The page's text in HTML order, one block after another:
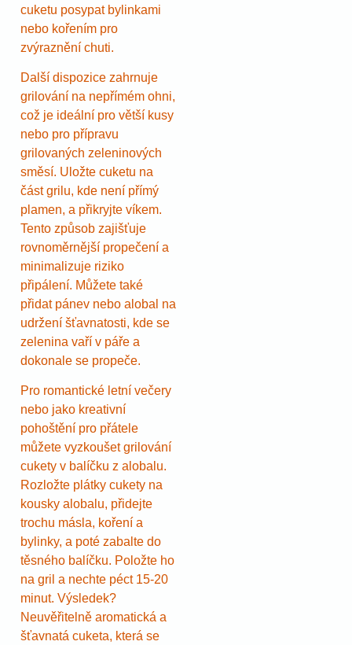
cuketu posypat bylinkami
nebo kořením pro
zvýraznění chuti.
Další dispozice zahrnuje
grilování na nepřímém ohni,
což je ideální pro větší kusy
nebo pro přípravu
grilovaných zeleninových
směsí. Uložte cuketu na
část grilu, kde není přímý
plamen, a přikryjte víkem.
Tento způsob zajišťuje
rovnoměrnější propečení a
minimalizuje riziko
připálení. Můžete také
přidat pánev nebo alobal na
udržení šťavnatosti, kde se
zelenina vaří v páře a
dokonale se propeče.
Pro romantické letní večery
nebo jako kreativní
pohoštění pro přátele
můžete vyzkoušet grilování
cukety v balíčku z alobalu.
Rozložte plátky cukety na
kousky alobalu, přidejte
trochu másla, koření a
bylinky, a poté zabalte do
těsného balíčku. Položte ho
na gril a nechte péct 15-20
minut. Výsledek?
Neuvěřitelně aromatická a
šťavnatá cuketa, která se